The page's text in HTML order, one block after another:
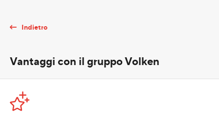
Indietro
Vantaggi con il gruppo Volken